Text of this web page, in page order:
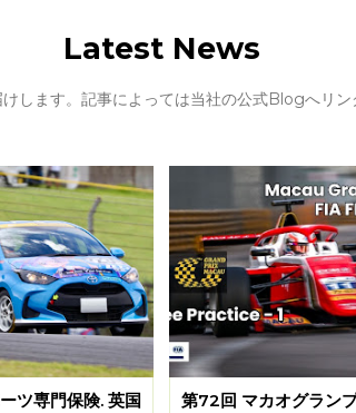
Latest News
します。記事によっては当社の公式Blogへリン
ツ専門保険. 英国
第72回 マカオグラン